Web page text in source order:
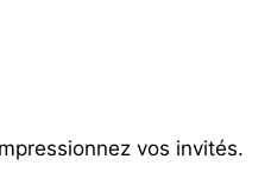
vos invités.